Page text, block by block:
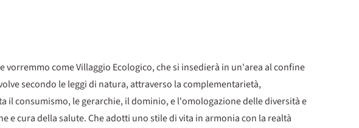
come Villaggio Ecologico, che si insedierà in un'area al confine
secondo le leggi di natura, attraverso la complementarietà,
consumismo, le gerarchie, il dominio, e l'omologazione delle diversità e
cura della salute. Che adotti uno stile di vita in armonia con la realtà